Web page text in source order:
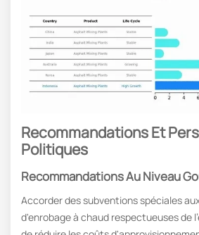
Recommandations Et
Politiques
Recommandations Au Niveau
Accorder des subventions spéciales
d'enrobage à chaud respectueuses de